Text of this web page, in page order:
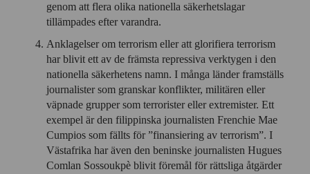
genom att flera olika nationella säkerhetslagar
tillämpades efter varandra.
Anklagelser om terrorism eller att glorifiera terrorism
har blivit ett av de främsta repressiva verktygen i den
nationella säkerhetens namn. I många länder framställs
journalister som granskar konflikter, militären eller
väpnade grupper som terrorister eller extremister. Ett
exempel är den filippinska journalisten Frenchie Mae
Cumpios som fällts för ”finansiering av terrorism”. I
Västafrika har även den beninske journalisten Hugues
Comlan Sossoukpè blivit föremål för rättsliga åtgärder